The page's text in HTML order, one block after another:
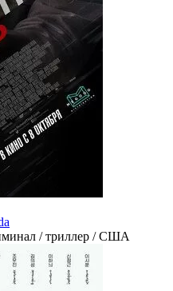
/ триллер / США